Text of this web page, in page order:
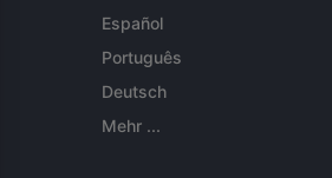
Español
Português
Deutsch
Mehr ...